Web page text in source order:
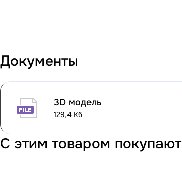
Документы
3D модель
129,4 Кб
С этим товаром покупают